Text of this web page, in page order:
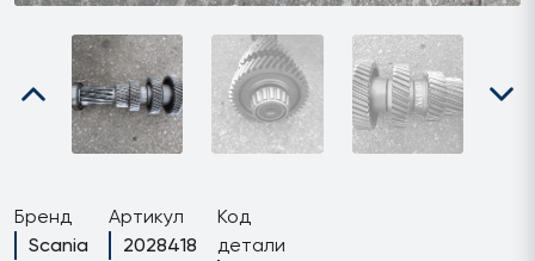
Бренд
Scania
Артикул
2028418
Код
детали